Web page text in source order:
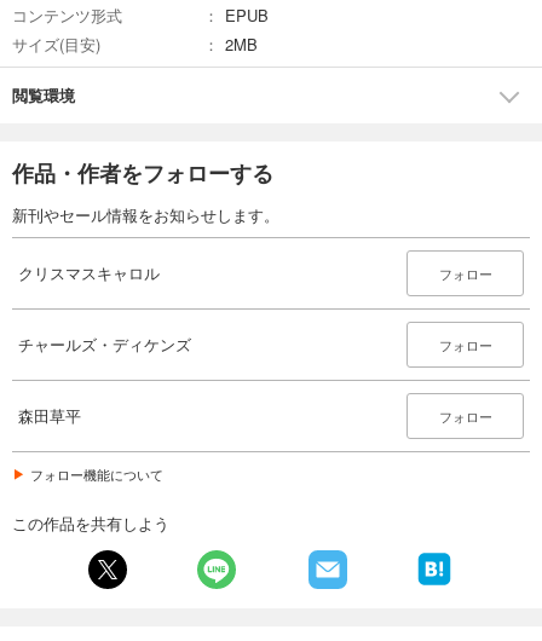
コンテンツ形式
EPUB
サイズ(目安)
2MB
閲覧環境
作品・作者をフォローする
新刊やセール情報をお知らせします。
クリスマスキャロル フォロー
チャールズ・ディケンズ フォロー
森田草平 フォロー
フォロー機能について
この作品を共有しよう